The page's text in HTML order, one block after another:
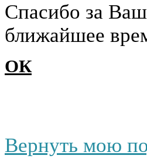
Cпасибо за
ближайшее
ОК
Вернуть мою